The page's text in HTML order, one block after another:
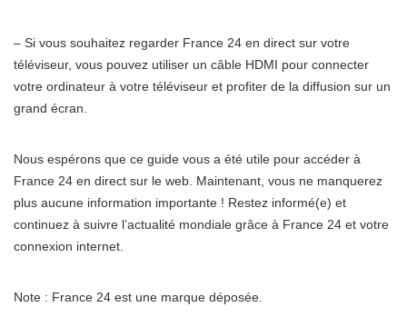
– Si vous souhaitez regarder France 24 en direct sur votre
téléviseur, vous pouvez utiliser un câble HDMI pour connecter
votre ordinateur à votre téléviseur et profiter de la diffusion sur un
grand écran.
Nous espérons que ce guide vous a été utile pour accéder à
France 24 en direct sur le web. Maintenant, vous ne manquerez
plus aucune information importante ! Restez informé(e) et
continuez à suivre l’actualité mondiale grâce à France 24 et votre
connexion internet.
Note : France 24 est une marque déposée.